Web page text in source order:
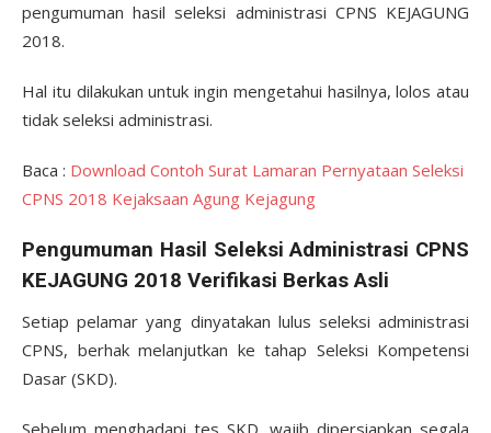
pengumuman hasil seleksi administrasi CPNS KEJAGUNG
2018.
Hal itu dilakukan untuk ingin mengetahui hasilnya, lolos atau
tidak seleksi administrasi.
Baca : Download Contoh Surat Lamaran Pernyataan Seleksi
CPNS 2018 Kejaksaan Agung Kejagung
Pengumuman Hasil Seleksi Administrasi CPNS
KEJAGUNG 2018 Verifikasi Berkas Asli
Setiap pelamar yang dinyatakan lulus seleksi administrasi
CPNS, berhak melanjutkan ke tahap Seleksi Kompetensi
Dasar (SKD).
Sebelum menghadapi tes SKD, wajib dipersiapkan segala